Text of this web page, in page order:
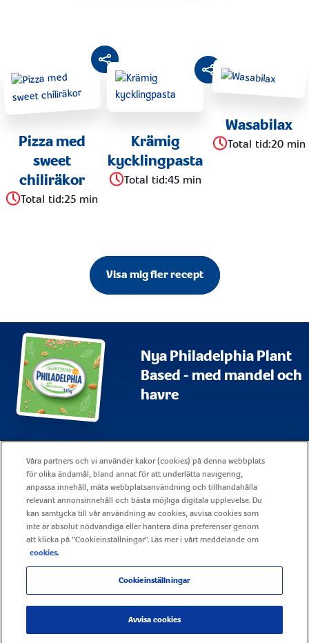
Pizza med
sweet
chiliräkor
Total tid:25 min
Krämig
kycklingpasta
Total tid:45 min
Wasabilax
Total tid:20 min
Visa mig fler recept
Nya Philadelphia Plant
Based - med mandel och
havre
Webbplatskarta
Visa alla vanliga frågor och svar
Policy för cookies
Sekretesspolicy
Användningsvillkor
Företagsrapportering
Kontakt
Karriär
© 2025 Mondelez United Kingdom –Alla rättigheter förbehållna
Våra partners och vi använder kakor (cookies) på denna webbplats
för olika ändamål, bland annat för att underlätta navigering,
anpassa innehåll, mäta webbplatsanvändning och tillhandahålla
relevant annonsinnehåll och bästa möjliga digitala upplevelse. Du
kan samtycka till vår användning av cookies, avvisa cookies som
inte är absolut nödvändiga eller hantera dina preferenser genom
att klicka på "Cookieinställningar". Läs mer i vårt meddelande om
cookies.
Cookieinställningar
Avvisa cookies